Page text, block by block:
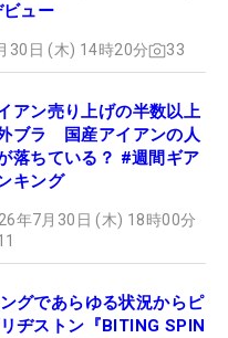
ュー
30日 (木) 14時20分 33
アン売り上げの半数以上
ブラ 国産アイアンの人
落ちている？ #週間ギア
キング
年7月30日 (木) 18時00分
グであらゆる状況からピ
ヂストン『BITING SPIN